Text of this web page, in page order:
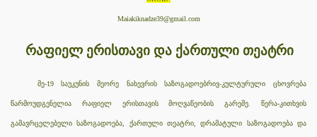
Maiakiknadze39@gmail.com
რაფიელ ერისთავი და ქართული თეატრი
მე-19 საუკუნის მეორე ნახევრის საზოგადოებრივ-კულტურული ცხოვრება
წარმოუდგენელია რაფიელ ერისთავის მოღვაწეობის გარეშე. წერა-კითხვის
გამავრცელებელი საზოგადოება, ქართული თეატრი, დრამატული საზოგადოება და